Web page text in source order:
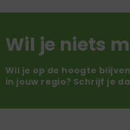
Wil je niets
Wil je op de hoogte
in jouw regio? Schrijf je